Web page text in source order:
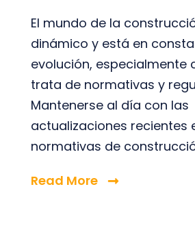
El mundo de la
dinámico y está en
evolución, especialmente
trata de normativas y
Mantenerse al día con las
actualizaciones recientes
normativas de
Read More